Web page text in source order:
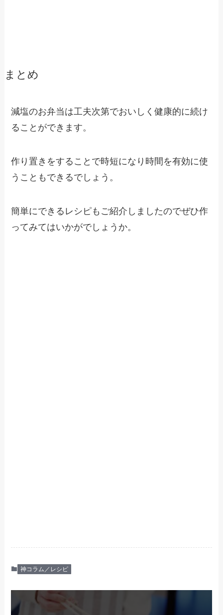
まとめ
減塩のお弁当は工夫次第でおいしく健康的に続け
ることができます。
作り置きをすることで時短になり時間を有効に使
うこともできるでしょう。
簡単にできるレシピもご紹介しましたのでぜひ作
ってみてはいかがでしょうか。
神コラム／レシピ